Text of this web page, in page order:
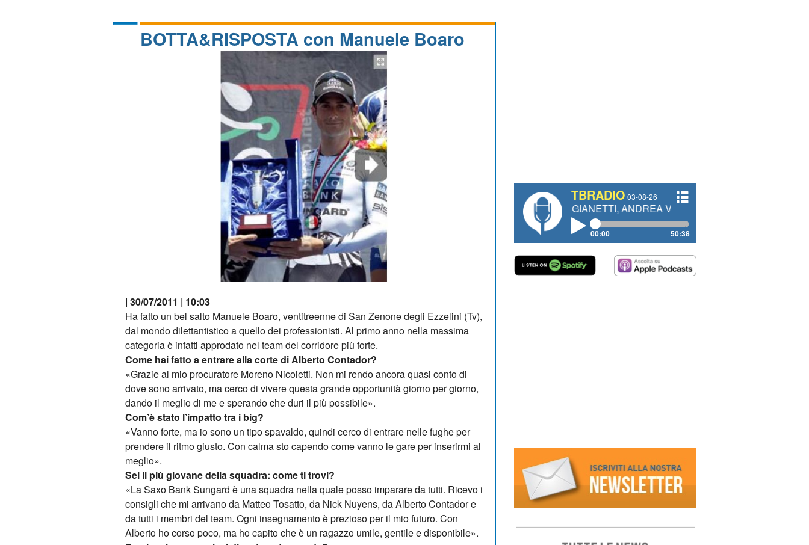
BOTTA&RISPOSTA con Manuele Boaro
| 30/07/2011 | 10:03
Ha fatto un bel salto Manuele Boa­ro, ventitreenne di San Zenone degli Ezzelini (Tv),
dal mondo dilettantistico a quello dei professionisti. Al primo anno nella massima
categoria è infatti approdato nel team del corridore più forte.
Come hai fatto a entrare alla corte di Alberto Contador?
«Grazie al mio procuratore Mo­re­no Nicoletti. Non mi rendo ancora quasi conto di
dove sono arrivato, ma cerco di vivere questa grande opportunità giorno per giorno,
dan­do il meglio di me e sperando che duri il più possibile».
Com’è stato l’impatto tra i big?
«Vanno forte, ma io sono un tipo spavaldo, quindi cerco di entrare nelle fughe per
prendere il ritmo giusto. Con calma sto capendo co­me vanno le gare per inserirmi al
meglio».
Sei il più giovane della squadra: come ti trovi?
«La Saxo Bank Sungard è una squa­dra nella quale posso imparare da tutti. Ricevo i
consigli che mi arrivano da Matteo Tosatto, da Nick Nuyens, da Alberto Con­ta­dor e
da tutti i membri del team. Ogni insegnamento è prezioso per il mio futuro. Con
Alberto ho cor­so poco, ma ho capito che è un ra­gaz­zo umile, gentile e disponibile».
TBRADIO 03-08-26
#334 CHARLY WEGELIUS, MAURO GIANETTI, ANDREA VENDRAME, FILIPPO FIORELLI
00:00 50:38